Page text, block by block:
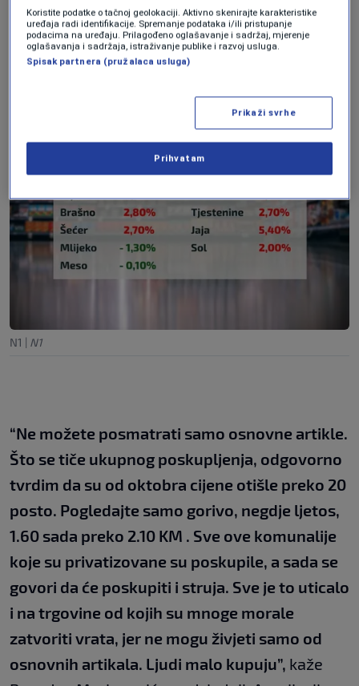
ulje, za 18,6 posto u odnosu na januar prošle
godine, a tu su i brašno, šećer, riža, jaja. Blagi
pad mlijeka i mesa, osim piletine. No ovo su tek
N1 | N1
“Ne možete posmatrati samo osnovne artikle.
Što se tiče ukupnog poskupljenja, odgovorno
tvrdim da su od oktobra cijene otišle preko 20
posto. Pogledajte samo gorivo, negdje ljetos,
1.60 sada preko 2.10 KM . Sve ove komunalije
koje su privatizovane su poskupile, a sada se
govori da će poskupiti i struja. Sve je to uticalo
i na trgovine od kojih su mnoge morale
zatvoriti vrata, jer ne mogu živjeti samo od
osnovnih artikala. Ljudi malo kupuju”, kaže
Koristite podatke o tačnoj geolokaciji. Aktivno skenirajte karakteristike
uređaja radi identifikacije. Spremanje podataka i/ili pristupanje
podacima na uređaju. Prilagođeno oglašavanje i sadržaj, mjerenje
oglašavanja i sadržaja, istraživanje publike i razvoj usluga.
Spisak partnera (pružalaca usluga)
Prikaži svrhe
Prihvatam